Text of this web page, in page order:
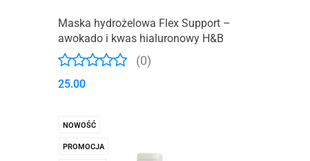
Maska hydrożelowa Flex Support –
awokado i kwas hialuronowy H&B
(0)
25.00
NOWOŚĆ
PROMOCJA